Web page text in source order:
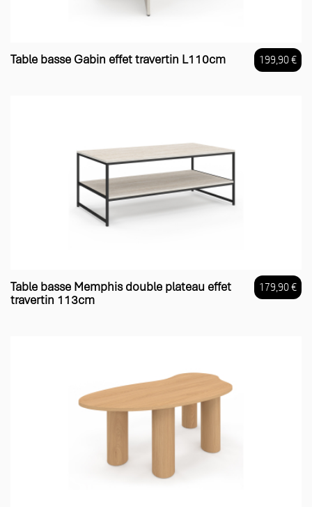
Table basse Gabin effet travertin L110cm
Prix
199,90 €
Table basse Memphis double plateau effet
travertin 113cm
179,90 €